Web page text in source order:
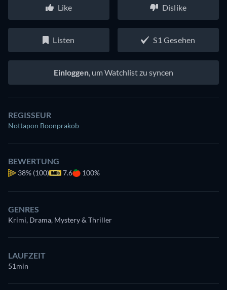
Like Dislike
Listen S1 Gesehen
Einloggen , um Watchlist zu syncen
REGISSEUR
Nottapon Boonprakob
BEWERTUNG
38% (100) 7.6 100%
GENRES
Krimi, Drama, Mystery & Thriller
LAUFZEIT
51min